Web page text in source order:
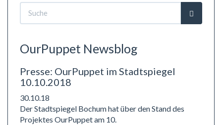
Suchformular
OurPuppet Newsblog
Presse: OurPuppet im Stadtspiegel
10.10.2018
30.10.18
Der Stadtspiegel Bochum hat über den Stand des
Projektes OurPuppet am 10.